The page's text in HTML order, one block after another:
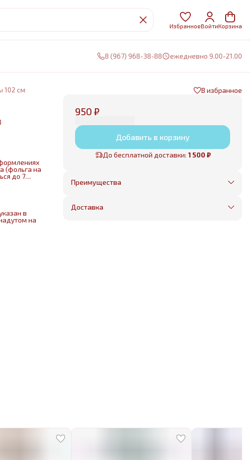
ИзбранноеВойтиКорзина
8 (967) 968-38-88 ежедневно 9.00-21.00
102 см
(фольга на
до 7
в
на
В избранное
950 ₽
Добавить в корзину
До бесплатной доставки: 1 500 ₽
Преимущества
Оплата частями в Сплит
Бесплатная доставка в пределах КАД
Доставка